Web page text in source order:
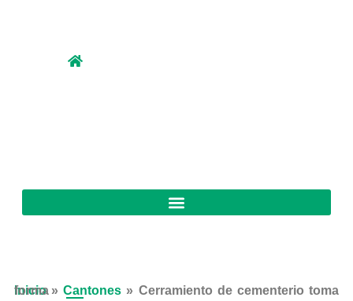
Inicio»Cantones »
Cerramiento de cementerio toma forma